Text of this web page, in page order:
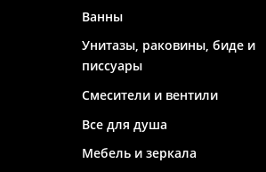
Ванны
Унитазы, раковины, биде и
писсуары
Смесители и вентили
Все для душа
Мебель и зеркала